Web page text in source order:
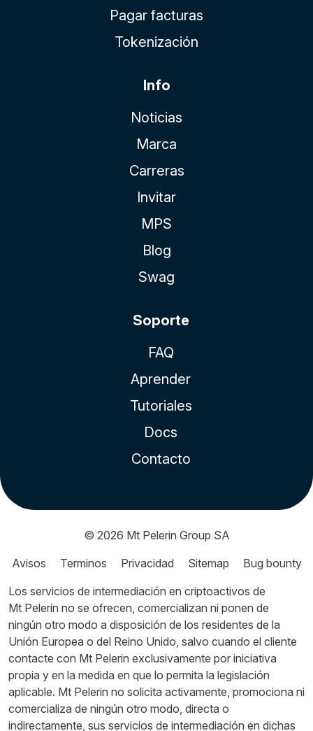
Pagar facturas
Tokenización
Info
Noticias
Marca
Carreras
Invitar
MPS
Blog
Swag
Soporte
FAQ
Aprender
Tutoriales
Docs
Contacto
© 2026 Mt Pelerin Group SA
Avisos
Terminos Privacidad Sitemap
Bug bounty
Los servicios de intermediación en criptoactivos de
Mt Pelerin no se ofrecen, comercializan ni ponen de
ningún otro modo a disposición de los residentes de la
Unión Europea o del Reino Unido, salvo cuando el cliente
contacte con Mt Pelerin exclusivamente por iniciativa
propia y en la medida en que lo permita la legislación
aplicable. Mt Pelerin no solicita activamente, promociona ni
comercializa de ningún otro modo, directa o
indirectamente, sus servicios de intermediación en dichas